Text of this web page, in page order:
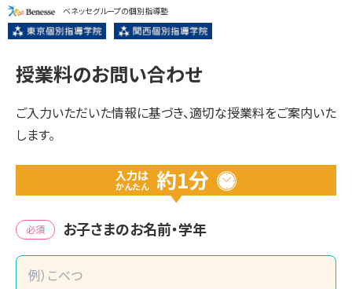
ベネッセグループの個別指導塾
授業料のお問い合わせ
ご入力いただいた情報に基づき、適切な授業料をご案内いた
します。
入力は
かんたん 約1分
必須 お子さまのお名前・学年